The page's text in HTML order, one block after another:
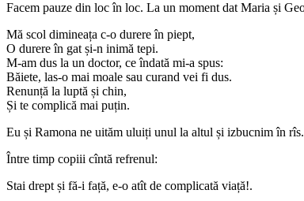
Facem pauze din loc în loc. La un moment dat Maria și
Mă scol dimineața c-o durere în piept,
O durere în gat și-n inimă tepi.
M-am dus la un doctor, ce îndată mi-a spus:
Băiete, las-o mai moale sau curand vei fi dus.
Renunță la luptă și chin,
Și te complică mai puțin.
Eu și Ramona ne uităm uluiți unul la altul și izbucnim în rîs.
Între timp copiii cîntă refrenul:
Stai drept și fă-i față, e-o atît de complicată viață!.